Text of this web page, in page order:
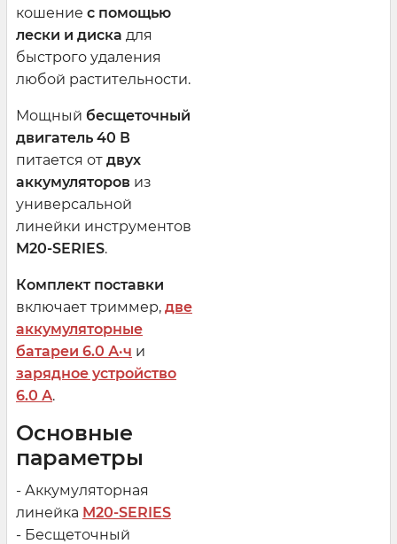
кошение с помощью
лески и диска для
быстрого удаления
любой растительности.
Мощный бесщеточный
двигатель 40 В
питается от двух
аккумуляторов из
универсальной
линейки инструментов
M20-SERIES.
Комплект поставки
включает триммер, две
аккумуляторные
батареи 6.0 А·ч и
зарядное устройство
6.0 А.
Основные
параметры
- Аккумуляторная
линейка M20-SERIES
- Бесщеточный